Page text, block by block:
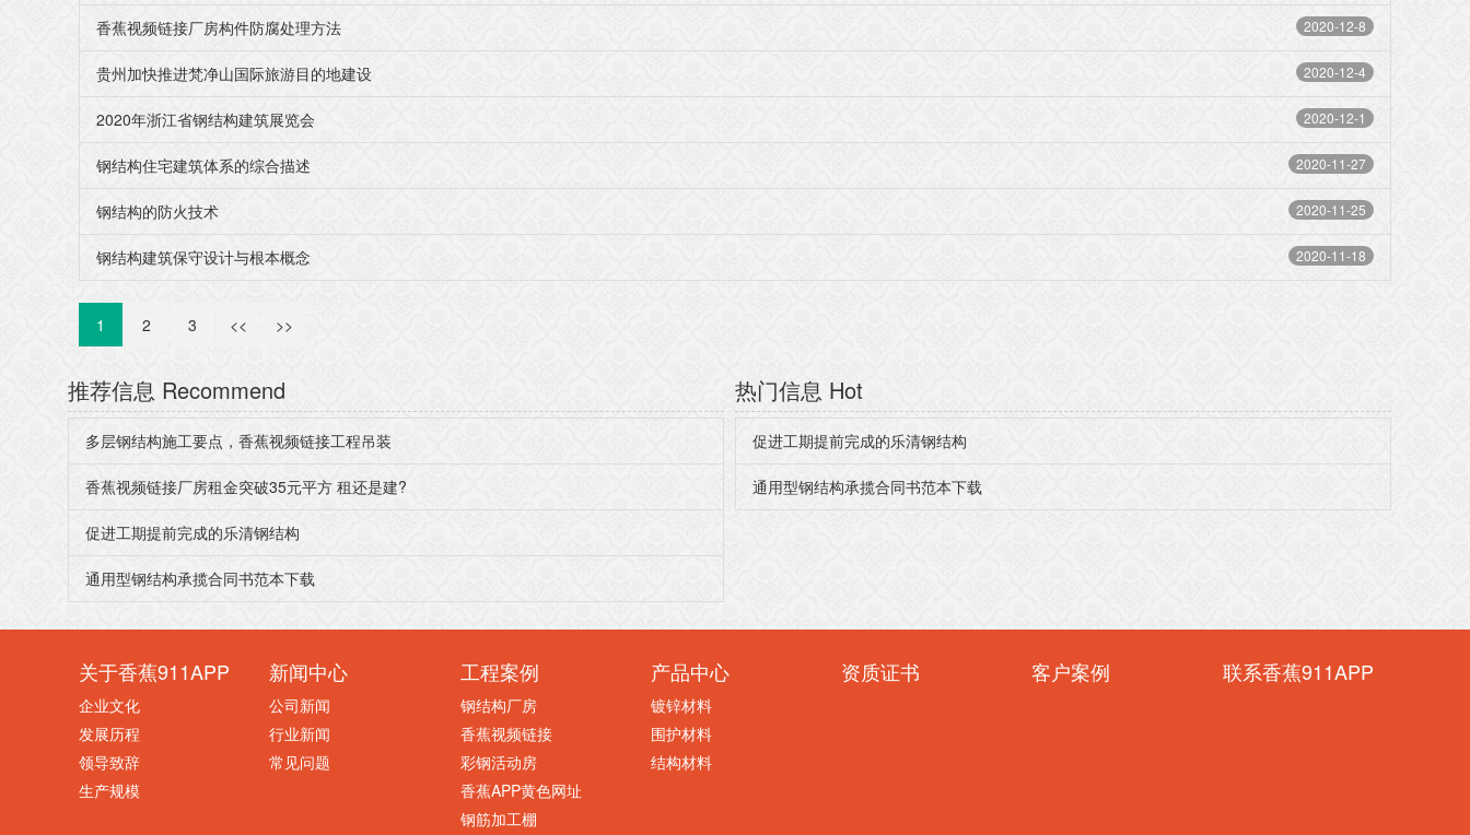
2020-12-8
香蕉视频链接厂房构件防腐处理方法
2020-12-4
贵州加快推进梵净山国际旅游目的地建设
2020-12-1
2020年浙江省钢结构建筑展览会
2020-11-27
钢结构住宅建筑体系的综合描述
2020-11-25
钢结构的防火技术
2020-11-18
钢结构建筑保守设计与根本概念
1 2 3 << >>
推荐信息 Recommend
多层钢结构施工要点，香蕉视频链接工程吊装
香蕉视频链接厂房租金突破35元平方 租还是建?
促进工期提前完成的乐清钢结构
通用型钢结构承揽合同书范本下载
热门信息 Hot
促进工期提前完成的乐清钢结构
通用型钢结构承揽合同书范本下载
关于香蕉911APP
企业文化
发展历程
领导致辞
生产规模
新闻中心
公司新闻
行业新闻
常见问题
工程案例
钢结构厂房
香蕉视频链接
彩钢活动房
香蕉APP黄色网址
钢筋加工棚
产品中心
镀锌材料
围护材料
结构材料
资质证书 客户案例 联系香蕉911APP